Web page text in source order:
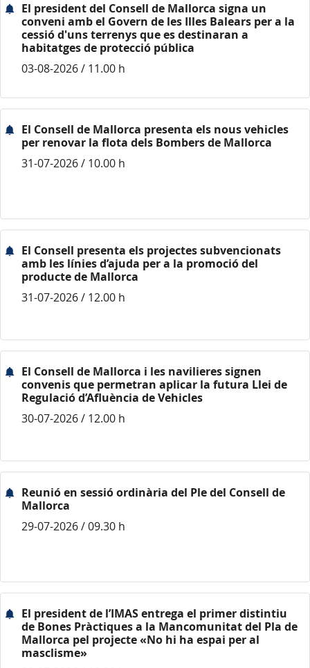
El president del Consell de Mallorca signa un
conveni amb el Govern de les Illes Balears per a la
cessió d'uns terrenys que es destinaran a
habitatges de protecció pública
03-08-2026 / 11.00 h
El Consell de Mallorca presenta els nous vehicles
per renovar la flota dels Bombers de Mallorca
31-07-2026 / 10.00 h
El Consell presenta els projectes subvencionats
amb les línies d’ajuda per a la promoció del
producte de Mallorca
31-07-2026 / 12.00 h
El Consell de Mallorca i les navilieres signen
convenis que permetran aplicar la futura Llei de
Regulació d’Afluència de Vehicles
30-07-2026 / 12.00 h
Reunió en sessió ordinària del Ple del Consell de
Mallorca
29-07-2026 / 09.30 h
El president de l’IMAS entrega el primer distintiu
de Bones Pràctiques a la Mancomunitat del Pla de
Mallorca pel projecte «No hi ha espai per al
masclisme»